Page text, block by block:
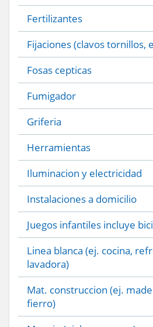
Fertilizantes
Fijaciones (clavos tornillos,
Fosas cepticas
Fumigador
Griferia
Herramientas
Iluminacion y electricidad
Instalaciones a domicilio
Juegos infantiles incluye
Linea blanca (ej. cocina,
lavadora)
Mat. construccion (ej.
fierro)